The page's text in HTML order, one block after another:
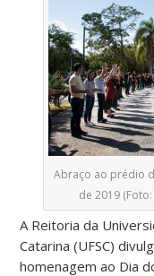
Abraço ao prédio
de 2019
A Reitoria da
Catarina (UFSC)
homenagem ao Dia